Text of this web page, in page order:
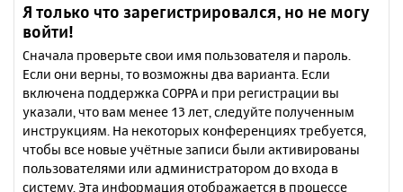
Я только что зарегистрировался, но не могу
войти!
Сначала проверьте свои имя пользователя и пароль.
Если они верны, то возможны два варианта. Если
включена поддержка COPPA и при регистрации вы
указали, что вам менее 13 лет, следуйте полученным
инструкциям. На некоторых конференциях требуется,
чтобы все новые учётные записи были активированы
пользователями или администратором до входа в
систему. Эта информация отображается в процессе